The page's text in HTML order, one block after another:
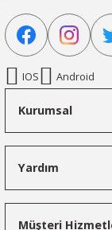
IOS Android
Kurumsal
Yardım
Müşteri